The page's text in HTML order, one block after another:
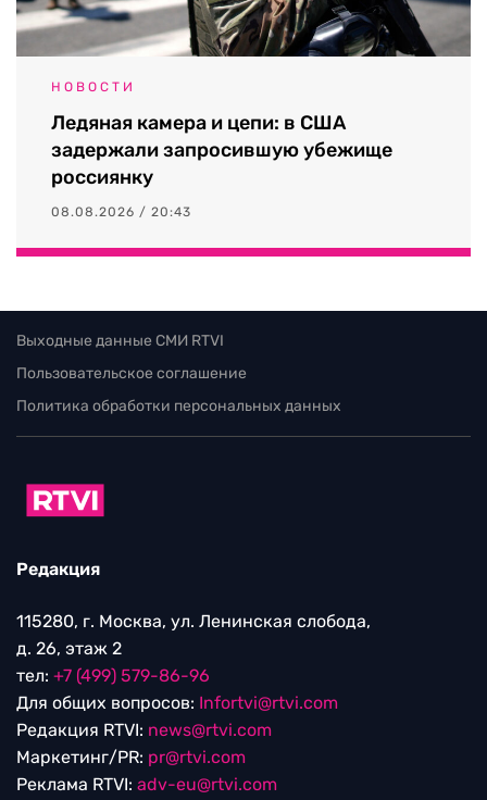
НОВОСТИ
Ледяная камера и цепи: в США
задержали запросившую убежище
россиянку
08.08.2026 / 20:43
Выходные данные СМИ RTVI
Пользовательское соглашение
Политика обработки персональных данных
Редакция
115280, г. Москва, ул. Ленинская слобода,
д. 26, этаж 2
тел: +7 (499) 579-86-96
Для общих вопросов: Infortvi@rtvi.com
Редакция RTVI: news@rtvi.com
Маркетинг/PR: pr@rtvi.com
Реклама RTVI: adv-eu@rtvi.com